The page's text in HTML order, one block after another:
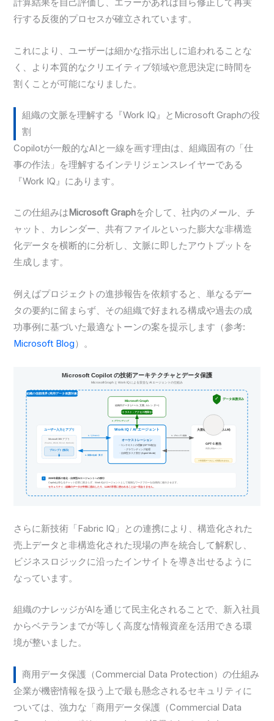
計算結果を自己評価し、エラーがあれば自ら修正して再実
行する反復的プロセスが確立されています。
これにより、ユーザーは細かな指示出しに追われることな
く、より本質的なクリエイティブ領域や意思決定に時間を
割くことが可能になりました。
組織の文脈を理解する『Work IQ』とMicrosoft Graphの役
割
Copilotが一般的なAIと一線を画す理由は、組織固有の「仕
事の作法」を理解するインテリジェンスレイヤーである
『Work IQ』にあります。
この仕組みは Microsoft Graphを介して、社内のメール、チ
ャット、カレンダー、共有ファイルといった膨大な非構造
化データを横断的に分析し、文脈に即したアウトプットを
生成します。
例えばプロジェクトの進捗報告を依頼すると、単なるデー
タの要約に留まらず、その組織で好まれる構成や過去の成
功事例に基づいた最適なトーンの案を提示します（参考:
Microsoft Blog）。
さらに新技術「Fabric IQ」との連携により、構造化された
売上データと非構造化された現場の声を統合して解釈し、
ビジネスロジックに沿ったインサイトを導き出せるように
なっています。
組織のナレッジがAIを通じて民主化されることで、新入社員
からベテランまでが等しく高度な情報資産を活用できる環
境が整いました。
商用データ保護（Commercial Data Protection）の仕組み
企業が機密情報を扱う上で最も懸念されるセキュリティに
ついては、強力な「商用データ保護（Commercial Data